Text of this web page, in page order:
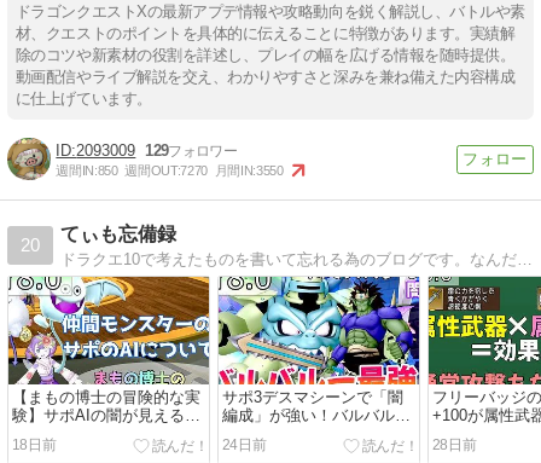
ドラゴンクエストXの最新アプデ情報や攻略動向を鋭く解説し、バトルや素
材、クエストのポイントを具体的に伝えることに特徴があります。実績解
除のコツや新素材の役割を詳述し、プレイの幅を広げる情報を随時提供。
動画配信やライブ解説を交え、わかりやすさと深みを兼ね備えた内容構成
に仕上げています。
2093009 129
週間IN:850 週間OUT:7270 月間IN:3550
20
てぃも忘備録
ドラクエ10で考えたものを書いて忘れる為のブログです。なんだっけ？とモヤっとする前に書いて忘れよう忘備録！バトルの攻略記事が多めです。
【まもの博士の冒険的な実
験】サポAIの闇が見えるコ
ンテンツだった？仲間モン
スターのDPSから見るオス
18日前
サポ3デスマシーンで「闇
編成」が強い！バルバルー
最強の時代！
24日前
フリーバッジ
+100が属性武
で適用される
ました
28日前